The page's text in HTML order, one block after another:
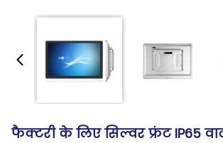
फैक्टरी के लिए सिल्वर फ्रंट IP65